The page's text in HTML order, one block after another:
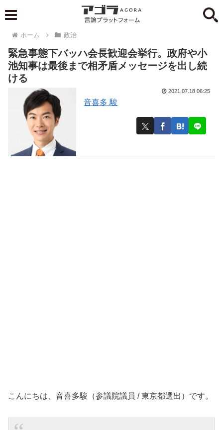
ホーム 政治
緊急事態下バッハ会長歓迎会挙行。政府や小
池知事は最後まで相矛盾メッセージを出し続
ける
音喜多 駿
2021.07.18 06:25
こんにちは、音喜多駿（参議院議員 / 東京都選出）です。